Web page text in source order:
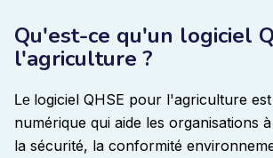
Qu'est-ce qu'un logiciel
l'agriculture ?
Le logiciel QHSE pour l'agriculture
numérique qui aide les organisations
la sécurité, la conformité